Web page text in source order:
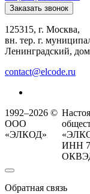
Заказать звонок
125315, г. Москва,
вн. тер. г.
Ленинградский,
contact@elcode.ru
1992–2026 ©
ООО
«ЭЛКОД»
ИНН
Обратная связь